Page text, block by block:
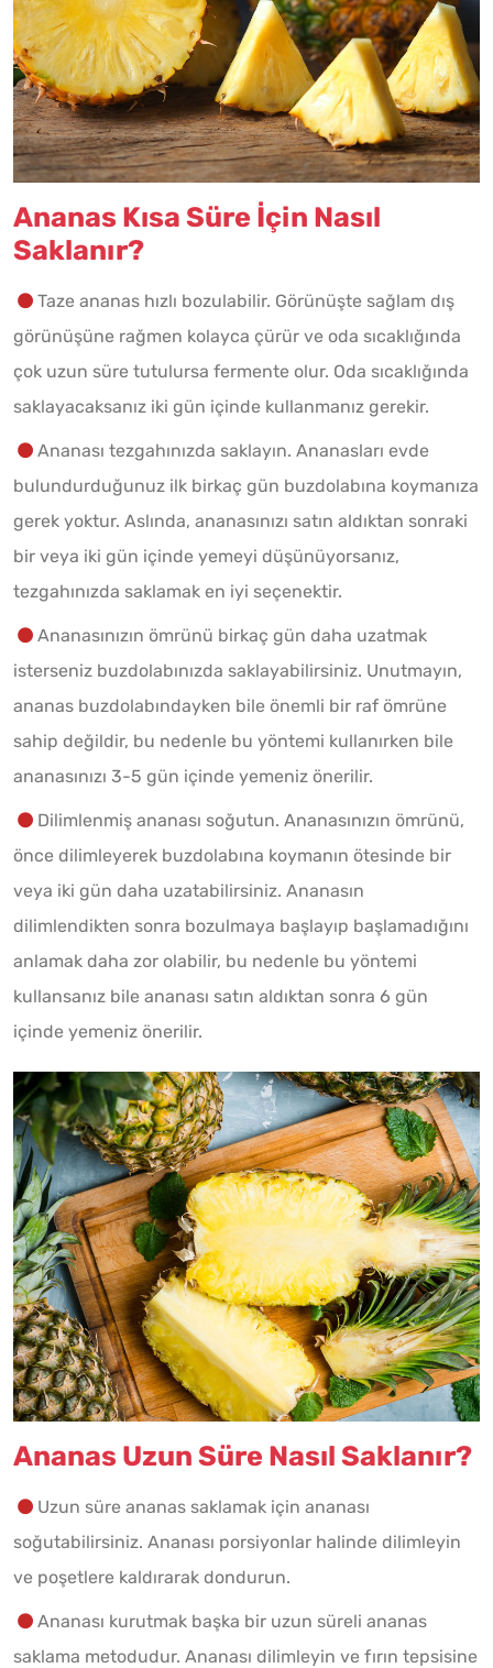
Ananas Kısa Süre İçin Nasıl
Saklanır?
Taze ananas hızlı bozulabilir. Görünüşte sağlam dış
görünüşüne rağmen kolayca çürür ve oda sıcaklığında
çok uzun süre tutulursa fermente olur. Oda sıcaklığında
saklayacaksanız iki gün içinde kullanmanız gerekir.
Ananası tezgahınızda saklayın. Ananasları evde
bulundurduğunuz ilk birkaç gün buzdolabına koymanıza
gerek yoktur. Aslında, ananasınızı satın aldıktan sonraki
bir veya iki gün içinde yemeyi düşünüyorsanız,
tezgahınızda saklamak en iyi seçenektir.
Ananasınızın ömrünü birkaç gün daha uzatmak
isterseniz buzdolabınızda saklayabilirsiniz. Unutmayın,
ananas buzdolabındayken bile önemli bir raf ömrüne
sahip değildir, bu nedenle bu yöntemi kullanırken bile
ananasınızı 3-5 gün içinde yemeniz önerilir.
Dilimlenmiş ananası soğutun. Ananasınızın ömrünü,
önce dilimleyerek buzdolabına koymanın ötesinde bir
veya iki gün daha uzatabilirsiniz. Ananasın
dilimlendikten sonra bozulmaya başlayıp başlamadığını
anlamak daha zor olabilir, bu nedenle bu yöntemi
kullansanız bile ananası satın aldıktan sonra 6 gün
içinde yemeniz önerilir.
Ananas Uzun Süre Nasıl Saklanır?
Uzun süre ananas saklamak için ananası
soğutabilirsiniz. Ananası porsiyonlar halinde dilimleyin
ve poşetlere kaldırarak dondurun.
Ananası kurutmak başka bir uzun süreli ananas
saklama metodudur. Ananası dilimleyin ve fırın tepsisine